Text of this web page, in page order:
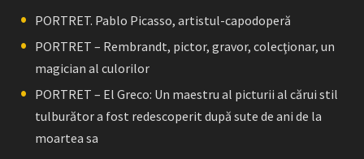
PORTRET. Pablo Picasso, artistul-capodoperă
PORTRET – Rembrandt, pictor, gravor, colecţionar, un
magician al culorilor
PORTRET – El Greco: Un maestru al picturii al cărui stil
tulburător a fost redescoperit după sute de ani de la
moartea sa